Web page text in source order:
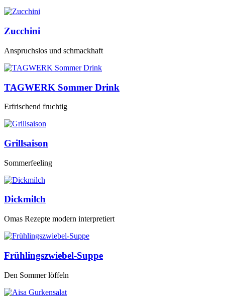
Zucchini
Anspruchslos und schmackhaft
TAGWERK Sommer Drink
Erfrischend fruchtig
Grillsaison
Sommerfeeling
Dickmilch
Omas Rezepte modern interpretiert
Frühlingszwiebel-Suppe
Den Sommer löffeln